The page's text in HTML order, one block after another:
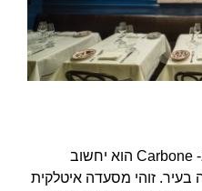
אם תגידו לניו יורקרי שאכלתם ב- Carbone הוא יחשוב
זוהי מסעדה איטלקית